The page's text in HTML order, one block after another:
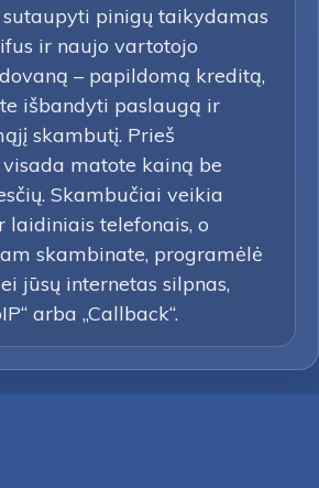
sutaupyti pinigų taikydamas
ir naujo vartotojo
– papildomą kreditą,
išbandyti paslaugą ir
skambutį. Prieš
matote kainą be
Skambučiai veikia
laidiniais telefonais, o
skambinate, programėlė
jūsų internetas silpnas,
arba „Callback“.